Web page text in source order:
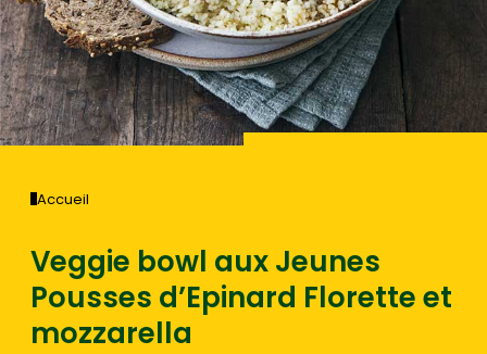
Accueil
Veggie bowl aux Jeunes
Pousses d’Epinard Florette et
mozzarella